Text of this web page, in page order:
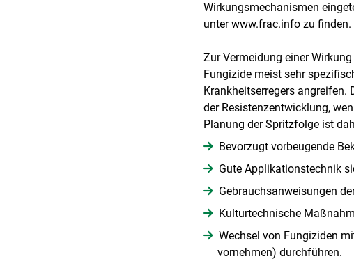
Wirkungsmechanismen
unterwww.frac.info zu finden.
Zur Vermeidung einer
Fungizide meist sehr
Krankheitserregers
der Resistenzentwicklung,
Planung der Spritzfolge ist
Bevorzugt vorbeugende
Gute Applikationstechnik
Gebrauchsanweisungen
Kulturtechnische
Wechsel von Fungiziden
vornehmen) durchführen.